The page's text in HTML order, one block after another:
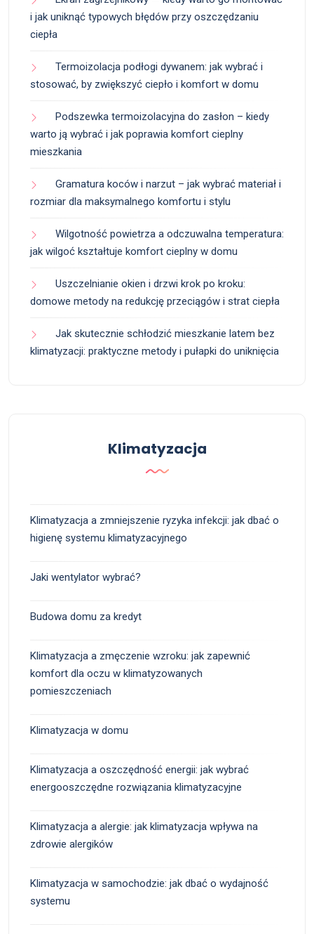
i jak uniknąć typowych błędów przy oszczędzaniu
ciepła
Termoizolacja podłogi dywanem: jak wybrać i
stosować, by zwiększyć ciepło i komfort w domu
Podszewka termoizolacyjna do zasłon – kiedy
warto ją wybrać i jak poprawia komfort cieplny
mieszkania
Gramatura koców i narzut – jak wybrać materiał i
rozmiar dla maksymalnego komfortu i stylu
Wilgotność powietrza a odczuwalna temperatura:
jak wilgoć kształtuje komfort cieplny w domu
Uszczelnianie okien i drzwi krok po kroku:
domowe metody na redukcję przeciągów i strat ciepła
Jak skutecznie schłodzić mieszkanie latem bez
klimatyzacji: praktyczne metody i pułapki do uniknięcia
Klimatyzacja
Klimatyzacja a zmniejszenie ryzyka infekcji: jak dbać o
higienę systemu klimatyzacyjnego
Jaki wentylator wybrać?
Budowa domu za kredyt
Klimatyzacja a zmęczenie wzroku: jak zapewnić
komfort dla oczu w klimatyzowanych
pomieszczeniach
Klimatyzacja w domu
Klimatyzacja a oszczędność energii: jak wybrać
energooszczędne rozwiązania klimatyzacyjne
Klimatyzacja a alergie: jak klimatyzacja wpływa na
zdrowie alergików
Klimatyzacja w samochodzie: jak dbać o wydajność
systemu